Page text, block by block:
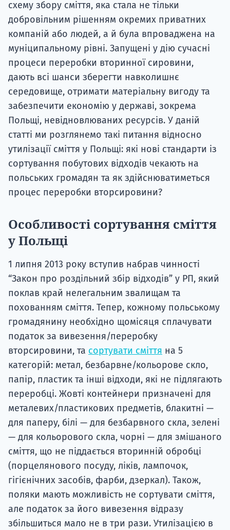
схему збору сміття, яка стала не тільки
добровільним рішенням окремих приватних
компаній або людей, а й була впроваджена на
муніципальному рівні. Запущені у дію сучасні
процеси переробки вторинної сировини,
дають всі шанси зберегти навколишнє
середовище, отримати матеріальну вигоду та
забезпечити економію у державі, зокрема
Польщі, невідновлюваних ресурсів. У даній
статті ми розглянемо такі питання відносно
утилізації сміття у Польщі: які нові стандарти із
сортування побутових відходів чекають на
польських громадян та як здійснюватиметься
процес переробки вторсировини?
Особливості сортування сміття
у Польщі
1 липня 2013 року вступив набрав чинності
“Закон про роздільний збір відходів” у РП, який
поклав край нелегальним звалищам та
похованням сміття. Тепер, кожному польському
громадянину необхідно щомісяця сплачувати
податок за вивезення/переробку
вторсировини, та сортувати сміття на 5
категорій: метал, безбарвне/кольорове скло,
папір, пластик та інші відходи, які не підлягають
переробці. Жовті контейнери призначені для
металевих/пластикових предметів, блакитні —
для паперу, білі — для безбарвного скла, зелені
— для кольорового скла, чорні — для змішаного
сміття, що не піддається вторинній обробці
(порцелянового посуду, ліків, лампочок,
гігієнічних засобів, фарби, дзеркал). Також,
поляки мають можливість не сортувати сміття,
але податок за його вивезення відразу
збільшиться мало не в три рази. Утилізацією в